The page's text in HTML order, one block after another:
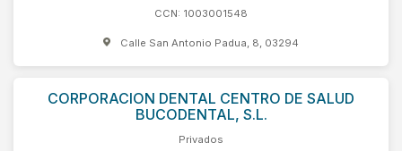
CCN: 1003001548
Calle San Antonio Padua, 8, 03294
CORPORACION DENTAL CENTRO DE SALUD
BUCODENTAL, S.L.
Privados